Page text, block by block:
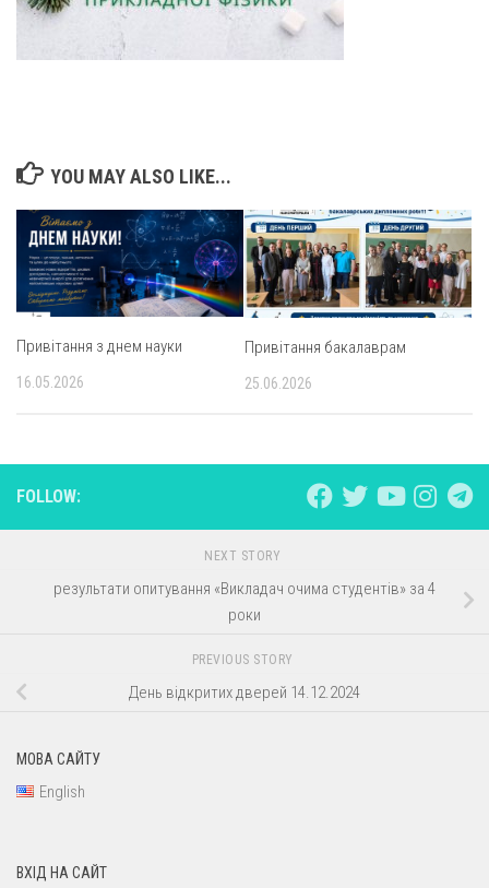
YOU MAY ALSO LIKE...
Привітання з днем науки
16.05.2026
Привітання бакалаврам
25.06.2026
FOLLOW:
NEXT STORY
результати опитування «Викладач очима студентів» за 4
роки
PREVIOUS STORY
День відкритих дверей 14.12.2024
МОВА САЙТУ
English
ВХІД НА САЙТ